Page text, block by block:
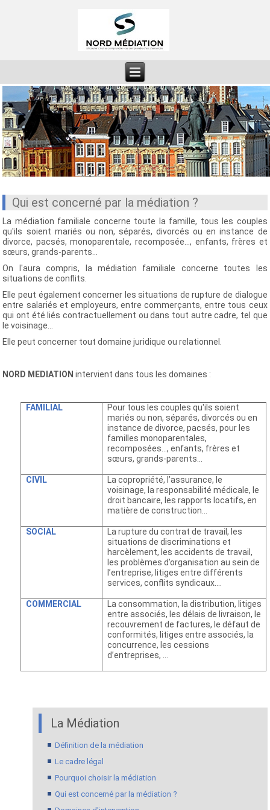
Qui est concerné par la médiation ?
La médiation familiale concerne toute la famille, tous les couples
qu'ils soient mariés ou non, séparés, divorcés ou en instance de
divorce, pacsés, monoparentale, recomposée..., enfants, frères et
sœurs, grands-parents...
On l'aura compris, la médiation familiale concerne toutes les
situations de conflits.
Elle peut également concerner les situations de rupture de dialogue
entre salariés et employeurs, entre commerçants, entre tous ceux
qui ont été liés contractuellement ou dans tout autre cadre, tel que
le voisinage...
Elle peut concerner tout domaine juridique ou relationnel.
NORD MEDIATION intervient dans tous les domaines :
FAMILIAL
Pour tous les couples qu'ils soient
mariés ou non, séparés, divorcés ou en
instance de divorce, pacsés, pour les
familles monoparentales,
recomposées…, enfants, frères et
sœurs, grands-parents…
CIVIL
La copropriété, l’assurance, le
voisinage, la responsabilité médicale, le
droit bancaire, les rapports locatifs, en
matière de construction…
SOCIAL
La rupture du contrat de travail, les
situations de discriminations et
harcèlement, les accidents de travail,
les problèmes d’organisation au sein de
l’entreprise, litiges entre différents
services, conflits syndicaux….
COMMERCIAL
La consommation, la distribution, litiges
entre associés, les délais de livraison, le
recouvrement de factures, le défaut de
conformités, litiges entre associés, la
concurrence, les cessions
d’entreprises, …
La Médiation
Définition de la médiation
Le cadre légal
Pourquoi choisir la médiation
Qui est concerné par la médiation ?